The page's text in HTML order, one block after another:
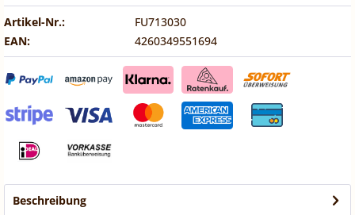
Artikel-Nr.:
FU713030
EAN:
4260349551694
Beschreibung